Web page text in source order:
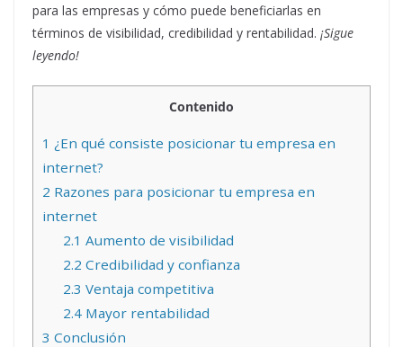
para las empresas y cómo puede beneficiarlas en
términos de visibilidad, credibilidad y rentabilidad. ¡Sigue
leyendo!
Contenido
1 ¿En qué consiste posicionar tu empresa en
internet?
2 Razones para posicionar tu empresa en
internet
2.1 Aumento de visibilidad
2.2 Credibilidad y confianza
2.3 Ventaja competitiva
2.4Mayor rentabilidad
3 Conclusión